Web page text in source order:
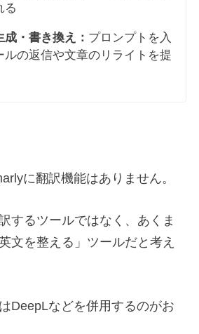
る
・書き換え： プロンプトを入
ルの返信や文章のリライトを提
に翻訳機能はありません。
するツールではなく、あくま
文を整える」ツールだと考え
DeepLなどを併用するのがお